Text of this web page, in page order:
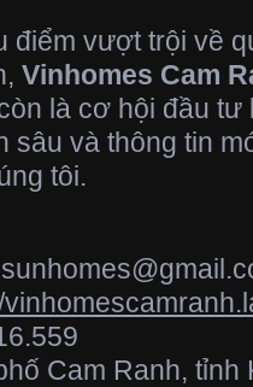
điểm vượt trội về
Vinhomes Cam
là cơ hội đầu
sâu và thông tin
tôi.
Cam Ranh, tỉnh